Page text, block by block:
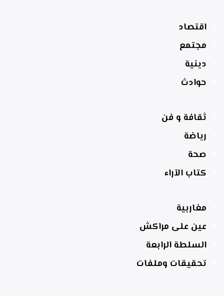
اقتصاد
مجتمع
دينية
حوادث
ثقافة و فن
رياضة
صحة
كتاب الآراء
مغاربية
عين على مراكش
السلطة الرابعة
تحقيقات وملفات